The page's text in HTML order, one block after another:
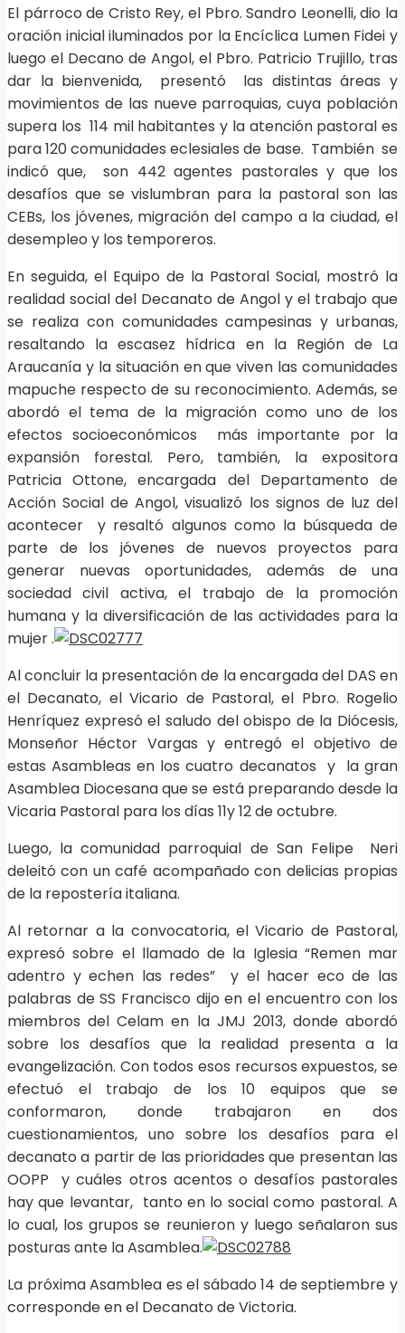
El párroco de Cristo Rey, el Pbro. Sandro Leonelli, dio la
oración inicial iluminados por la Encíclica Lumen Fidei y
luego el Decano de Angol, el Pbro. Patricio Trujillo, tras
dar la bienvenida, presentó las distintas áreas y
movimientos de las nueve parroquias, cuya población
supera los 114 mil habitantes y la atención pastoral es
para 120 comunidades eclesiales de base. También se
indicó que, son 442 agentes pastorales y que los
desafíos que se vislumbran para la pastoral son las
CEBs, los jóvenes, migración del campo a la ciudad, el
desempleo y los temporeros.
En seguida, el Equipo de la Pastoral Social, mostró la
realidad social del Decanato de Angol y el trabajo que
se realiza con comunidades campesinas y urbanas,
resaltando la escasez hídrica en la Región de La
Araucanía y la situación en que viven las comunidades
mapuche respecto de su reconocimiento. Además, se
abordó el tema de la migración como uno de los
efectos socioeconómicos más importante por la
expansión forestal. Pero, también, la expositora
Patricia Ottone, encargada del Departamento de
Acción Social de Angol, visualizó los signos de luz del
acontecer y resaltó algunos como la búsqueda de
parte de los jóvenes de nuevos proyectos para
generar nuevas oportunidades, además de una
sociedad civil activa, el trabajo de la promoción
humana y la diversificación de las actividades para la
mujer .
Al concluir la presentación de la encargada del DAS en
el Decanato, el Vicario de Pastoral, el Pbro. Rogelio
Henríquez expresó el saludo del obispo de la Diócesis,
Monseñor Héctor Vargas y entregó el objetivo de
estas Asambleas en los cuatro decanatos y la gran
Asamblea Diocesana que se está preparando desde la
Vicaria Pastoral para los días 11y 12 de octubre.
Luego, la comunidad parroquial de San Felipe Neri
deleitó con un café acompañado con delicias propias
de la repostería italiana.
Al retornar a la convocatoria, el Vicario de Pastoral,
expresó sobre el llamado de la Iglesia “Remen mar
adentro y echen las redes” y el hacer eco de las
palabras de SS Francisco dijo en el encuentro con los
miembros del Celam en la JMJ 2013, donde abordó
sobre los desafíos que la realidad presenta a la
evangelización. Con todos esos recursos expuestos, se
efectuó el trabajo de los 10 equipos que se
conformaron, donde trabajaron en dos
cuestionamientos, uno sobre los desafíos para el
decanato a partir de las prioridades que presentan las
OOPP y cuáles otros acentos o desafíos pastorales
hay que levantar, tanto en lo social como pastoral. A
lo cual, los grupos se reunieron y luego señalaron sus
posturas ante la Asamblea.
La próxima Asamblea es el sábado 14 de septiembre y
corresponde en el Decanato de Victoria.